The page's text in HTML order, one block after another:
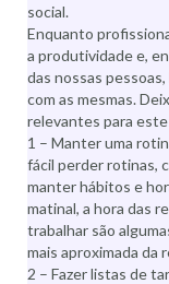
social.
Enquanto
a produtividade e,
das nossas
com as mesmas.
relevantes para
1 – Manter uma
fácil perder rotinas,
manter hábitos e
matinal, a hora das
trabalhar são
mais aproximada da
2 – Fazer listas de